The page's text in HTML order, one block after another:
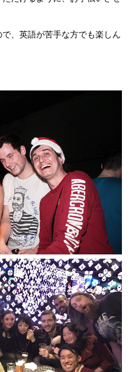
、英語が苦手な方でも楽しん